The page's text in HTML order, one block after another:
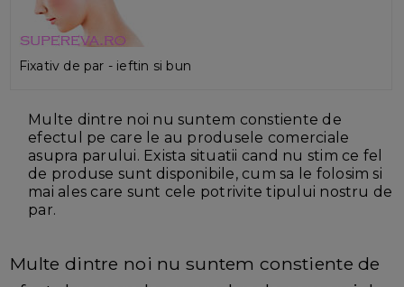
Fixativ de par - ieftin si bun
Multe dintre noi nu suntem constiente de
efectul pe care le au produsele comerciale
asupra parului. Exista situatii cand nu stim ce fel
de produse sunt disponibile, cum sa le folosim si
mai ales care sunt cele potrivite tipului nostru de
par.
Multe dintre noi nu suntem constiente de